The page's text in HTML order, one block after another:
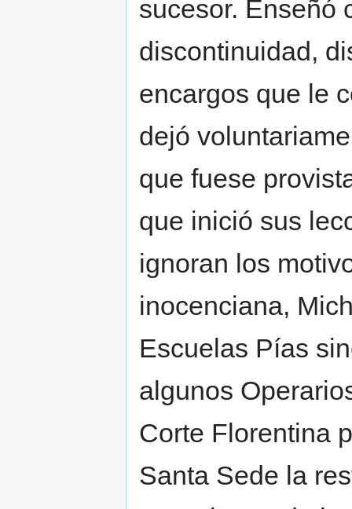
sucesor. Enseñó
discontinuidad,
encargos que le
dejó
que fuese
que inició sus
ignoran los
inocenciana,
Escuelas Pías
algunos
Corte Florentina
Santa Sede la